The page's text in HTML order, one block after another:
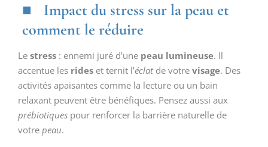
Impact du stress sur la peau et
comment le réduire
Le stress : ennemi juré d’une peau lumineuse. Il
accentue les rides et ternit l’éclatde votre visage. Des
activités apaisantes comme la lecture ou un bain
relaxant peuvent être bénéfiques. Pensez aussi aux
prébiotiques pour renforcer la barrière naturelle de
votre peau.